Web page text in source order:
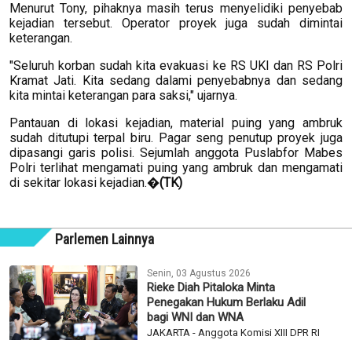
Menurut Tony, pihaknya masih terus menyelidiki penyebab
kejadian tersebut. Operator proyek juga sudah dimintai
keterangan.
"Seluruh korban sudah kita evakuasi ke RS UKI dan RS Polri
Kramat Jati. Kita sedang dalami penyebabnya dan sedang
kita mintai keterangan para saksi," ujarnya.
Pantauan di lokasi kejadian, material puing yang ambruk
sudah ditutupi terpal biru. Pagar seng penutup proyek juga
dipasangi garis polisi. Sejumlah anggota Puslabfor Mabes
Polri terlihat mengamati puing yang ambruk dan mengamati
di sekitar lokasi kejadian.�(TK)
Parlemen Lainnya
Senin, 03 Agustus 2026
Rieke Diah Pitaloka Minta
Penegakan Hukum Berlaku Adil
bagi WNI dan WNA
JAKARTA - Anggota Komisi XIII DPR RI